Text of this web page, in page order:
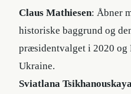
Claus Mathiesen: Åbner
historiske baggrund og
præsidentvalget i 2020 og
Ukraine.
Sviatlana